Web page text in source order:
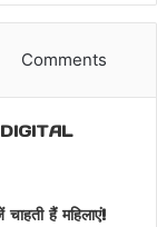
Comments
हैं महिलाएं!